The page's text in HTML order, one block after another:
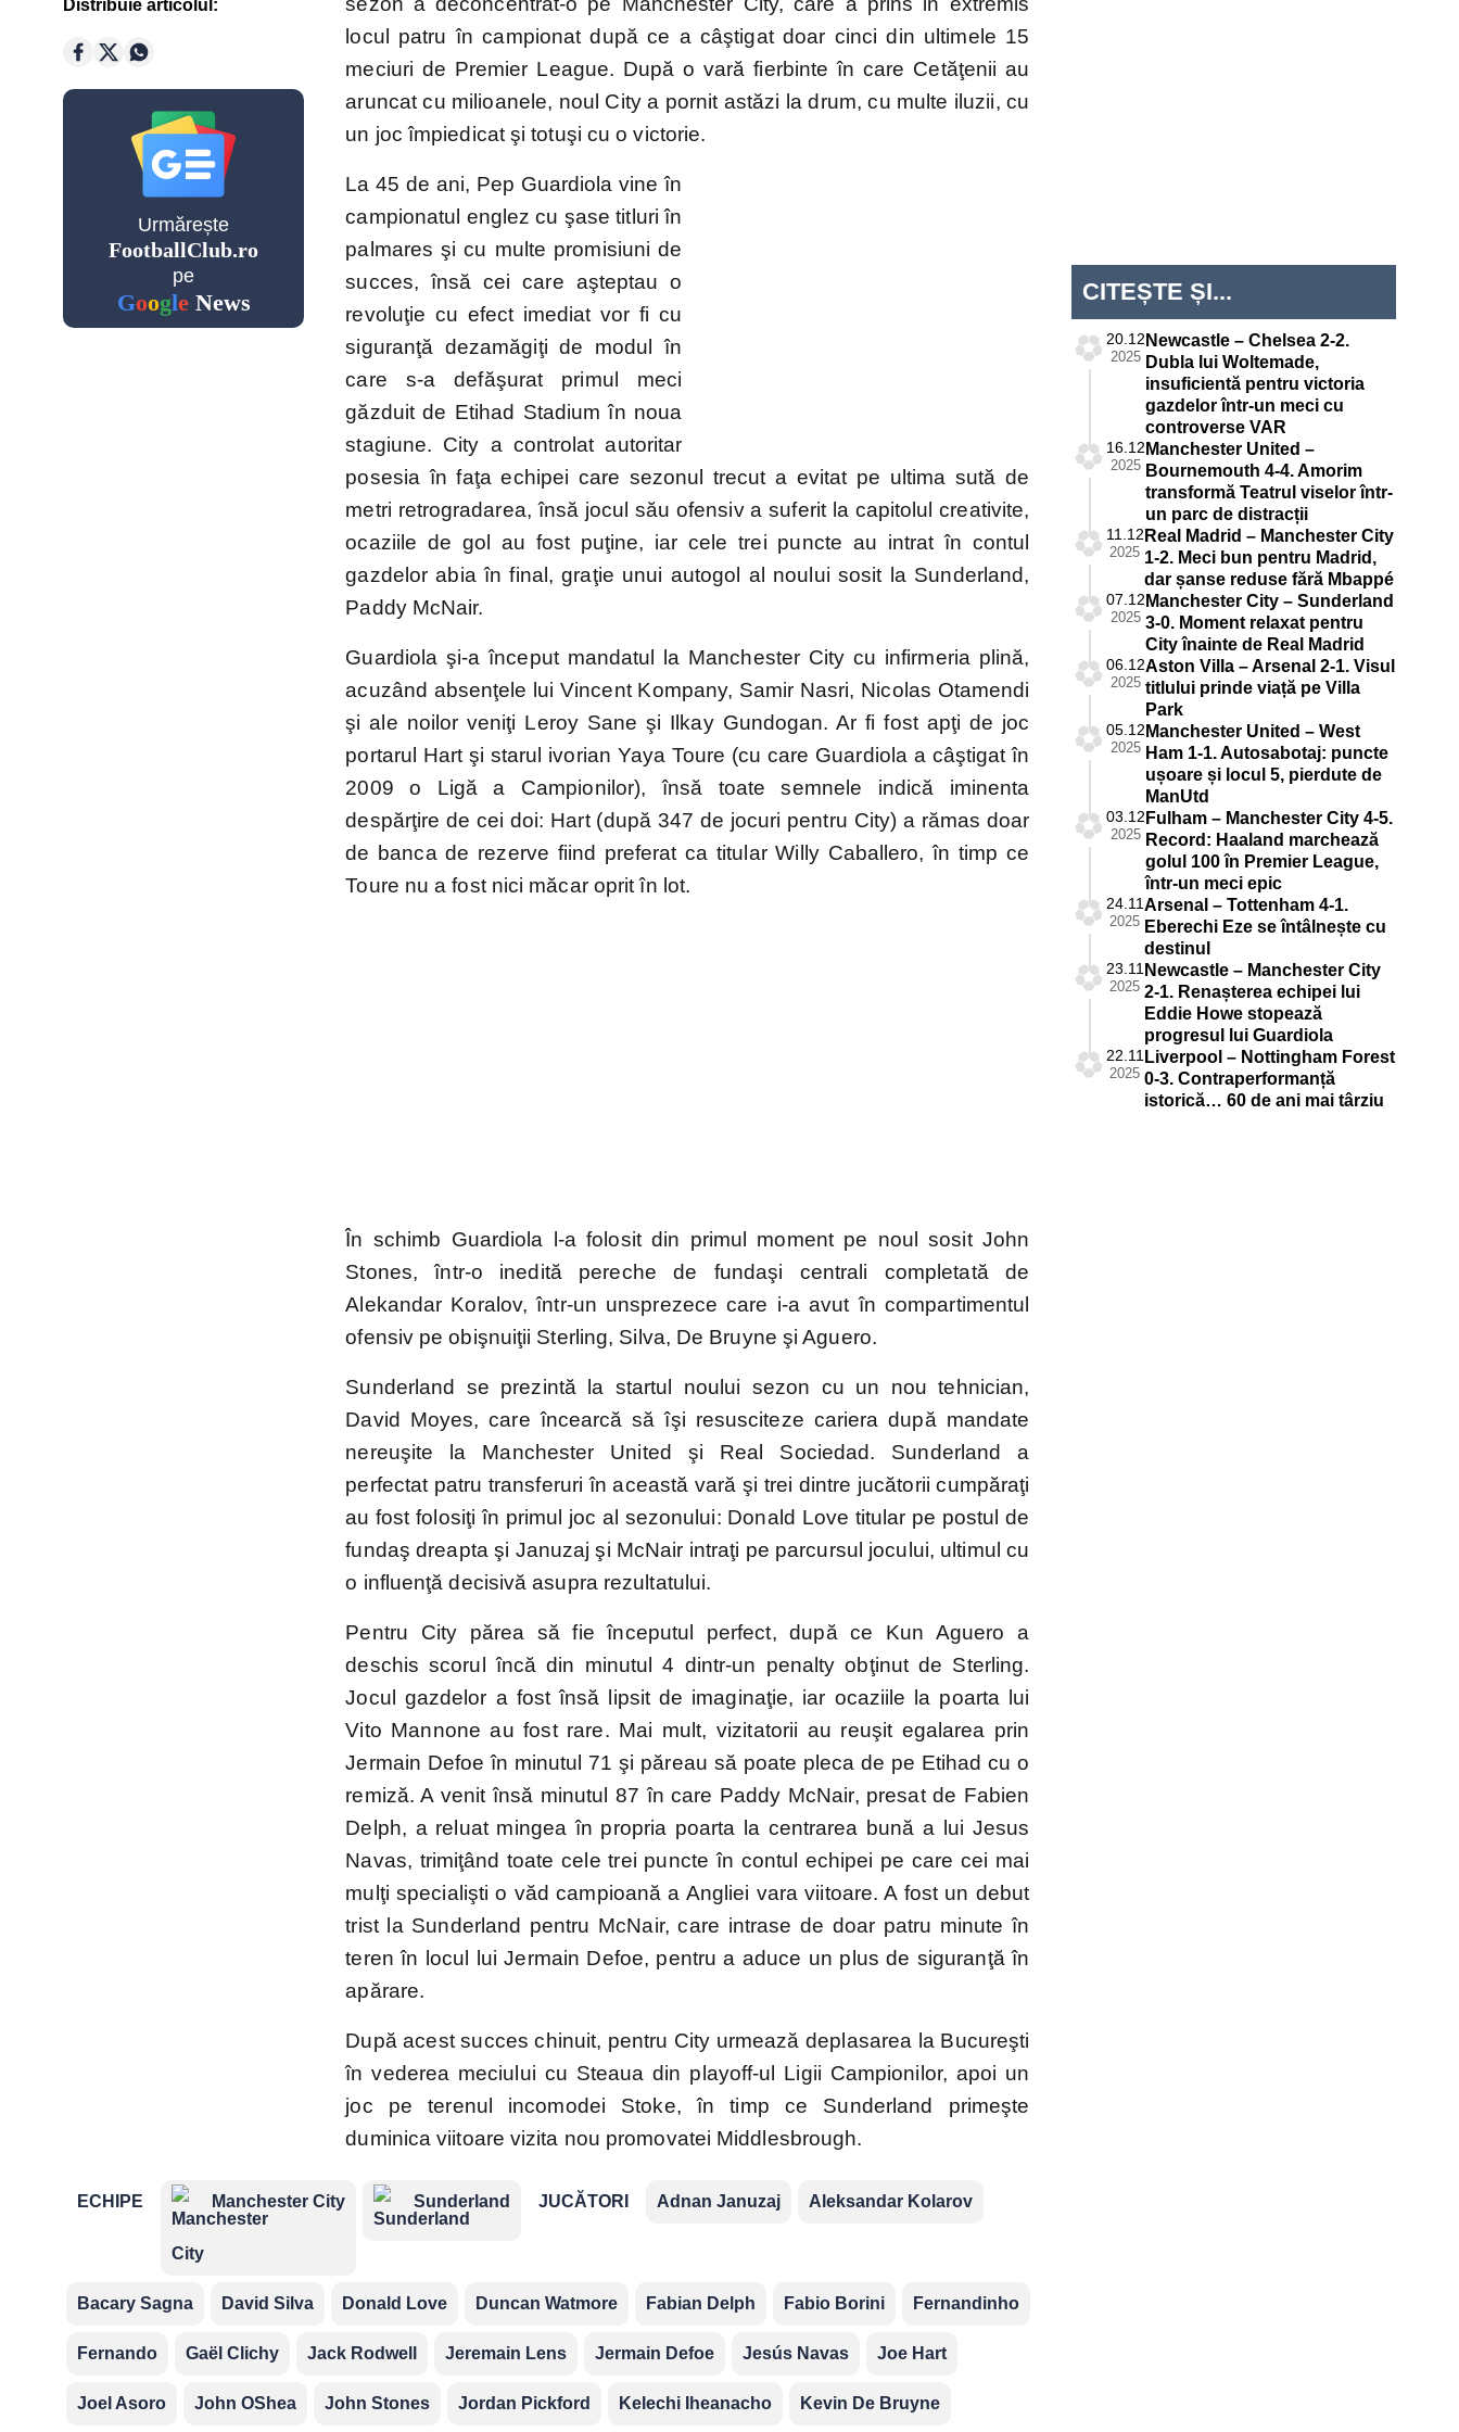
Saudi
Pro
League
2.Bundesliga
Segunda
División
Serie B
Cupe Europene
Champions
League
Echipe naționale
Mondial
2026
EURO
2024
Mondial
2022
EURO
2020
Liga
Națiunilor
Distribuie articolul:
Urmărește
FootballClub.ro
pe
GoogleNews
locul patru în campionat după ce a câştigat doar cinci din ultimele 15
meciuri de Premier League. După o vară fierbinte în care Cetăţenii au
aruncat cu milioanele, noul City a pornit astăzi la drum, cu multe iluzii, cu
un joc împiedicat şi totuşi cu o victorie.
La 45 de ani, Pep Guardiola vine în
campionatul englez cu şase titluri în
palmares şi cu multe promisiuni de
succes, însă cei care aşteptau o
revoluţie cu efect imediat vor fi cu
siguranţă dezamăgiţi de modul în
care s-a defăşurat primul meci
găzduit de Etihad Stadium în noua
stagiune. City a controlat autoritar
posesia în faţa echipei care sezonul trecut a evitat pe ultima sută de
metri retrogradarea, însă jocul său ofensiv a suferit la capitolul creativite,
ocaziile de gol au fost puţine, iar cele trei puncte au intrat în contul
gazdelor abia în final, graţie unui autogol al noului sosit la Sunderland,
Paddy McNair.
Guardiola şi-a început mandatul la Manchester City cu infirmeria plină,
acuzând absenţele lui Vincent Kompany, Samir Nasri, Nicolas Otamendi
şi ale noilor veniţi Leroy Sane şi Ilkay Gundogan. Ar fi fost apţi de joc
portarul Hart şi starul ivorian Yaya Toure (cu care Guardiola a câştigat în
2009 o Ligă a Campionilor), însă toate semnele indică iminenta
despărţire de cei doi: Hart (după 347 de jocuri pentru City) a rămas doar
de banca de rezerve fiind preferat ca titular Willy Caballero, în timp ce
Toure nu a fost nici măcar oprit în lot.
În schimb Guardiola l-a folosit din primul moment pe noul sosit John
Stones, într-o inedită pereche de fundaşi centrali completată de
Alekandar Koralov, într-un unsprezece care i-a avut în compartimentul
ofensiv pe obişnuiţii Sterling, Silva, De Bruyne şi Aguero.
Sunderland se prezintă la startul noului sezon cu un nou tehnician,
David Moyes, care încearcă să îşi resusciteze cariera după mandate
nereuşite la Manchester United şi Real Sociedad. Sunderland a
perfectat patru transferuri în această vară şi trei dintre jucătorii cumpăraţi
au fost folosiţi în primul joc al sezonului: Donald Love titular pe postul de
fundaş dreapta şi Januzaj şi McNair intraţi pe parcursul jocului, ultimul cu
o influenţă decisivă asupra rezultatului.
Pentru City părea să fie începutul perfect, după ce Kun Aguero a
deschis scorul încă din minutul 4 dintr-un penalty obţinut de Sterling.
Jocul gazdelor a fost însă lipsit de imaginaţie, iar ocaziile la poarta lui
Vito Mannone au fost rare. Mai mult, vizitatorii au reuşit egalarea prin
Jermain Defoe în minutul 71 şi păreau să poate pleca de pe Etihad cu o
remiză. A venit însă minutul 87 în care Paddy McNair, presat de Fabien
Delph, a reluat mingea în propria poarta la centrarea bună a lui Jesus
Navas, trimiţând toate cele trei puncte în contul echipei pe care cei mai
mulţi specialişti o văd campioană a Angliei vara viitoare. A fost un debut
trist la Sunderland pentru McNair, care intrase de doar patru minute în
teren în locul lui Jermain Defoe, pentru a aduce un plus de siguranţă în
apărare.
După acest succes chinuit, pentru City urmează deplasarea la Bucureşti
în vederea meciului cu Steaua din playoff-ul Ligii Campionilor, apoi un
joc pe terenul incomodei Stoke, în timp ce Sunderland primeşte
duminica viitoare vizita nou promovatei Middlesbrough.
ECHIPE Manchester City Sunderland JUCĂTORI Adnan Januzaj Aleksandar Kolarov
Bacary Sagna David Silva Donald Love Duncan Watmore Fabian Delph Fabio Borini Fernandinho
Fernando Gaël Clichy Jack Rodwell Jeremain Lens Jermain Defoe Jesús Navas Joe Hart
Joel Asoro John OShea John Stones Jordan Pickford Kelechi Iheanacho Kevin De Bruyne
CITEȘTE ȘI...
20.12
2025
Newcastle – Chelsea 2-2.
Dubla lui Woltemade,
insuficientă pentru victoria
gazdelor într-un meci cu
controverse VAR
16.12
2025
Manchester United –
Bournemouth 4-4. Amorim
transformă Teatrul viselor într-
un parc de distracții
11.12
2025
Real Madrid – Manchester City
1-2. Meci bun pentru Madrid,
dar șanse reduse fără Mbappé
07.12
2025
Manchester City – Sunderland
3-0. Moment relaxat pentru
City înainte de Real Madrid
06.12
2025
Aston Villa – Arsenal 2-1. Visul
titlului prinde viață pe Villa
Park
05.12
2025
Manchester United – West
Ham 1-1. Autosabotaj: puncte
ușoare și locul 5, pierdute de
ManUtd
03.12
2025
Fulham – Manchester City 4-5.
Record: Haaland marchează
golul 100 în Premier League,
într-un meci epic
24.11
2025
Arsenal – Tottenham 4-1.
Eberechi Eze se întâlnește cu
destinul
23.11
2025
Newcastle – Manchester City
2-1. Renașterea echipei lui
Eddie Howe stopează
progresul lui Guardiola
22.11
2025
Liverpool – Nottingham Forest
0-3. Contraperformanță
istorică… 60 de ani mai târziu